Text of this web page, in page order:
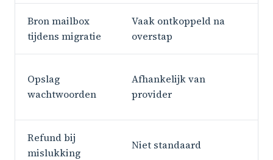
Bron mailbox
tijdens migratie
Vaak ontkoppeld na
overstap
Opslag
wachtwoorden
Afhankelijk van
provider
Refund bij
mislukking
Niet standaard